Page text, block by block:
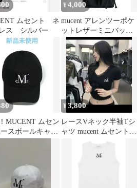
ムセント ネ
ス シルバー
¥4,000
mucent アレンツーポケ
ットレザーミニバック
パック
MUCENT ムセン
ースボールキャッ
¥3,800
レースVネック半袖Tシ
ャツ mucent ムセント